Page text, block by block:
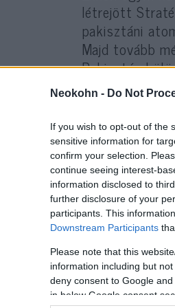
Neokohn - Do Not
If you wish to opt-out of the
sensitive information for
confirm your selection.
continue seeing interest-
information disclosed to
further disclosure of your
participants. This
Downstream Participants
Please note that this
information including but
deny consent to Google
in below Google consent
létrejött
pakisztáni
Majd tovább
Pakisztán
A
Ami azért
paramilitáris
válhat a